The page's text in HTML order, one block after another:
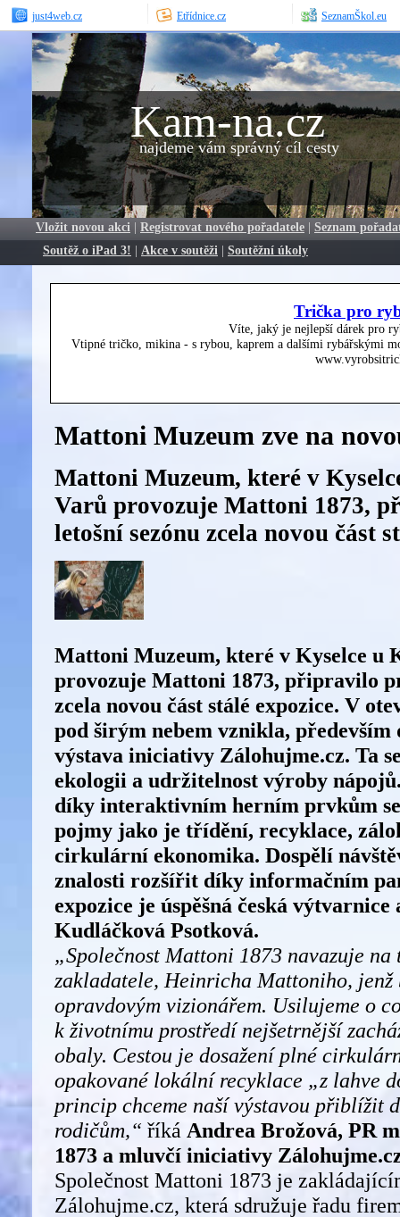
just4web.cz Etřídnice.cz SeznamŠkol.eu
Kam-na.cz
najdeme vám správný cíl cesty
Vložit novou akci | Registrovat nového pořadatele | Seznam
Soutěž o iPad 3! | Akce v soutěži | Soutěžní úkoly
Trička pro
Víte, jaký je nejlepší dárek pro
Vtipné tričko, mikina - s rybou, kaprem a dalšími rybářskými
Mattoni Muzeum zve na
Mattoni Muzeum, které v
Varů provozuje Mattoni 1873,
letošní sezónu zcela novou část
Mattoni Muzeum, které v Kyselce u
provozuje Mattoni 1873, připravilo
zcela novou část stálé expozice. V
pod širým nebem vznikla, především
výstava iniciativy Zálohujme.cz. Ta
ekologii a udržitelnost výroby
díky interaktivním herním prvkům
pojmy jako je třídění, recyklace,
cirkulární ekonomika. Dospělí
znalosti rozšířit díky informačním
expozice je úspěšná česká
Kudláčková Psotková.
„Společnost Mattoni 1873 navazuje
zakladatele, Heinricha Mattoniho, jenž
opravdovým vizionářem. Usilujeme o
k životnímu prostředí nejšetrnější
obaly. Cestou je dosažení plné
opakované lokální recyklace „z lahve
princip chceme naší výstavou přiblížit
rodičům,“ říká Andrea Brožová, PR
1873 a mluvčí iniciativy
Společnost Mattoni 1873 je
Zálohujme.cz, která sdružuje řadu